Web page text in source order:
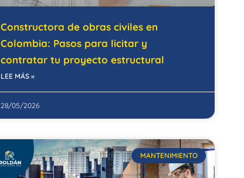
Constructora de obras civiles en
Colombia: Pasos para licitar y
contratar tu proyecto estructural
LEE MÁS »
28/05/2026
MANTENIMIENTO